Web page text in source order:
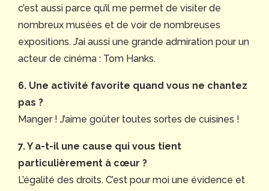
c’est aussi parce qu’il me permet de visiter de
nombreux musées et de voir de nombreuses
expositions. J’ai aussi une grande admiration pour un
acteur de cinéma : Tom Hanks.
6. Une activité favorite quand vous ne chantez
pas ?
Manger ! J’aime goûter toutes sortes de cuisines !
7. Y a-t-il une cause qui vous tient
particulièrement à cœur ?
L’égalité des droits. C’est pour moi une évidence et